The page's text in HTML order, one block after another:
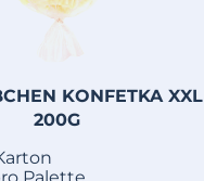
KONFETKA XXL
200G